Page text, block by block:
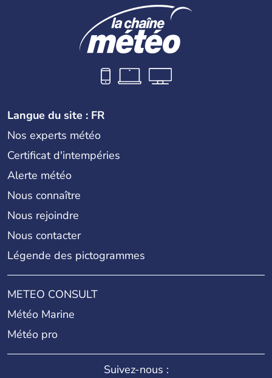
Langue du site : FR
Nos experts météo
Certificat d'intempéries
Alerte météo
Nous connaître
Nous rejoindre
Nous contacter
Légende des pictogrammes
METEO CONSULT
Météo Marine
Météo pro
Suivez-nous :